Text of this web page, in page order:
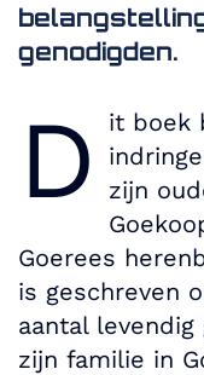
genodigden.
D
it boek
zijn
Goerees
is geschreven
aantal levendig
zijn familie in